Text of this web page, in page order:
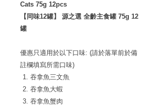
Cats 75g 12pcs
【同味12罐】 源之選 全齡主食罐 75g 12
罐
優惠只適用於以下口味: (請於落單前於備
註欄填寫所需口味)
吞拿魚三文魚
吞拿魚大蝦
吞拿魚蟹肉